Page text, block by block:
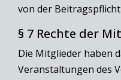
von der
§ 7 Rechte der
Die Mitglieder haben
Veranstaltungen des